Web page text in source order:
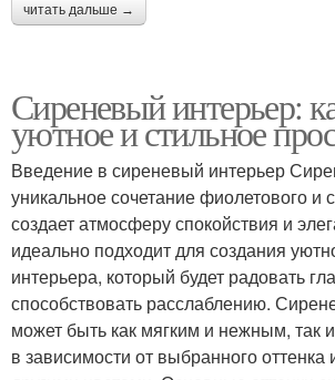
читать дальше →
Сиреневый интерьер:
уютное и стильное
Введение в сиреневый интерьер
уникальное сочетание фиолетового и
создает атмосферу спокойствия и
идеально подходит для создания
интерьера, который будет радовать
способствовать расслаблению.
может быть как мягким и нежным, так
в зависимости от выбранного